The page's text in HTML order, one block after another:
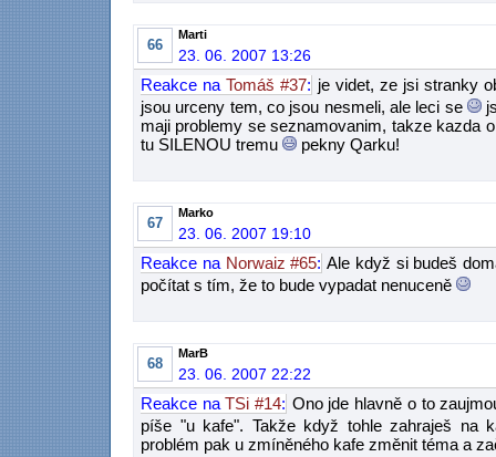
66
Marti
23. 06. 2007 13:26
Reakce na Tomáš #37: je videt, ze jsi stranky
jsou urceny tem, co jsou nesmeli, ale leci se
maji problemy se seznamovanim, takze kazda
tu SILENOU tremu
pekny Qarku!
67
Marko
23. 06. 2007 19:10
Reakce na Norwaiz #65: Ale když si budeš
počítat s tím, že to bude vypadat nenuceně
68
MarB
23. 06. 2007 22:22
Reakce naTSi #14: Ono jde hlavně o to
píše "u kafe". Takže když tohle zahraješ na
problém pak u zmíněného kafe změnit téma a